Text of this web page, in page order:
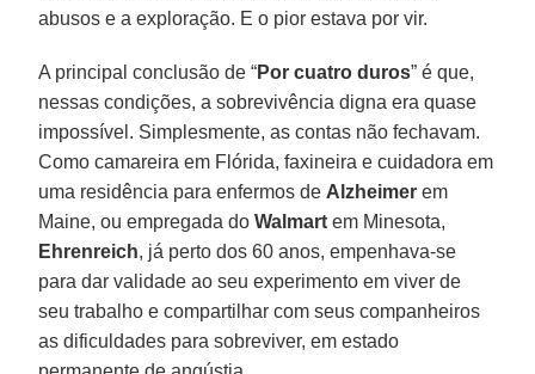
abusos e a exploração. E o pior estava por vir.
A principal conclusão de “Por cuatro duros” é que,
nessas condições, a sobrevivência digna era quase
impossível. Simplesmente, as contas não fechavam.
Como camareira em Flórida, faxineira e cuidadora em
uma residência para enfermos de Alzheimer em
Maine, ou empregada doWalmart em Minesota,
Ehrenreich, já perto dos 60 anos, empenhava-se
para dar validade ao seu experimento em viver de
seu trabalho e compartilhar com seus companheiros
as dificuldades para sobreviver, em estado